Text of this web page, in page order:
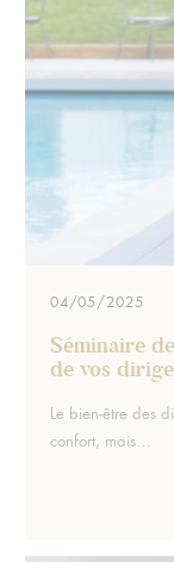
Séminaire
de vos
04/05/2025
Extrait :
Le bien-être des
confort, mais…